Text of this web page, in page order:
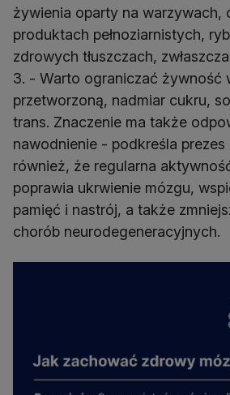
żywienia oparty na warzywach,
produktach pełnoziarnistych,
zdrowych tłuszczach,
3. - Warto ograniczać żywność
przetworzoną, nadmiar cukru,
trans. Znaczenie ma także
nawodnienie - podkreśla prezes
również, że regularna
poprawia ukrwienie mózgu,
pamięć i nastrój, a także
chorób neurodegeneracyjnych.